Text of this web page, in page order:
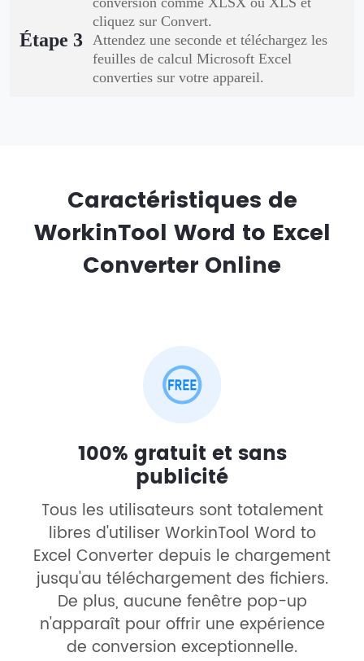
cliquez sur Convert.
Étape 3
Attendez une seconde et téléchargez les
feuilles de calcul Microsoft Excel
converties sur votre appareil.
Caractéristiques de
WorkinTool Word to Excel
Converter Online
100% gratuit et sans
publicité
Tous les utilisateurs sont totalement
libres d'utiliser WorkinTool Word to
Excel Converter depuis le chargement
jusqu'au téléchargement des fichiers.
De plus, aucune fenêtre pop-up
n'apparaît pour offrir une expérience
de conversion exceptionnelle.